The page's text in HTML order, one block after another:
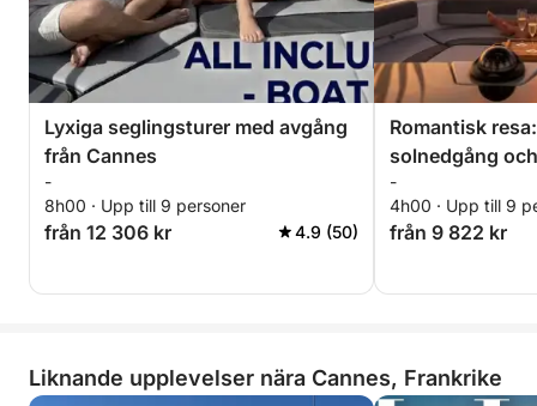
Lyxiga seglingsturer med avgång
från Cannes
-
8h00 · Upp till 9 personer
från 12 306 kr 4.9 (50)
Romantisk
solnedgång
sjöss
-
4h00 · Upp till 9
från 9 822 kr
Liknande upplevelser nära Cannes, Frankrike